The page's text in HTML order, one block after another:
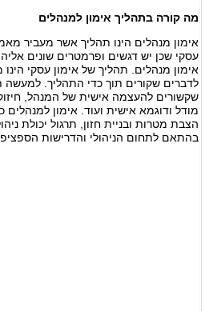
מה קורה בתהליך אימון למנהלים
אימון מנהלים הינו תהליך אשר מעביר
עסקי שכן יש דגשים ופרמטרים שונים
אימון מנהלים. תהליך של אימון עסקי
לדברים שקורים תוך כדי התהליך. למעשה
שקשורים להעצמה אישית של המנהל,
מודל ודוגמא אישית ועוד. אימון למנהלים
הצבת מטרות ובניית חזון, תרגול יכולת
בהתאם לתחום הניהולי והדרישות